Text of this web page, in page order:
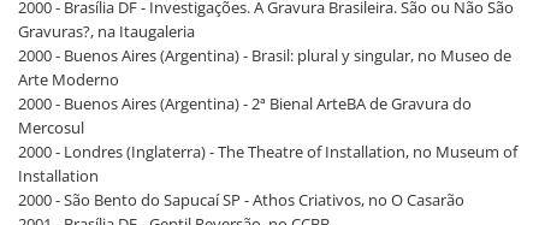
2000 - Brasília DF - Investigações. A Gravura Brasileira. São ou Não São
Gravuras?, na Itaugaleria
2000 - Buenos Aires (Argentina) - Brasil: plural y singular, no Museo de
Arte Moderno
2000 - Buenos Aires (Argentina) - 2ª Bienal ArteBA de Gravura do
Mercosul
2000 - Londres (Inglaterra) - The Theatre of Installation, no Museum of
Installation
2000 - São Bento do Sapucaí SP - Athos Criativos, no O Casarão